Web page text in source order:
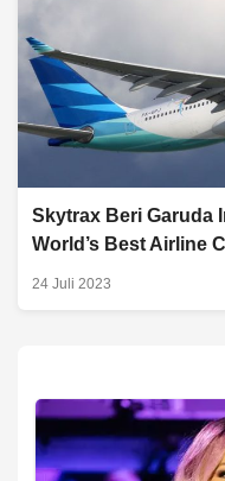
Skytrax Beri Garuda
World’s Best Airline
24 Juli 2023